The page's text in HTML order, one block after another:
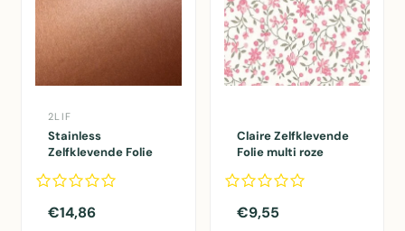
2LIF
Stainless
Zelfklevende Folie
45cmx1,5mtr
€14,86
Claire Zelfklevende
Folie multi roze
€9,55